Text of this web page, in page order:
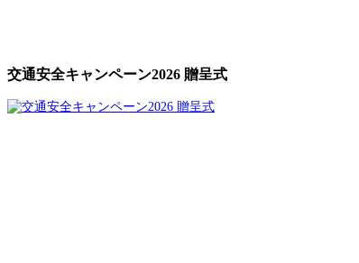
交通安全キャンペーン2026 贈呈式